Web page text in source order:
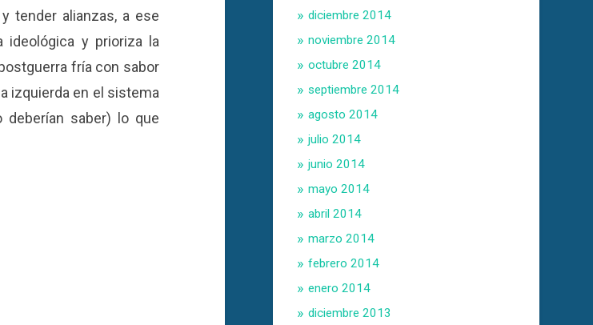
tender alianzas, a ese
ideológica y prioriza la
fría con sabor
izquierda en el sistema
saber) lo que
diciembre 2014
noviembre 2014
octubre 2014
septiembre 2014
agosto 2014
julio 2014
junio 2014
mayo 2014
abril 2014
marzo 2014
febrero 2014
enero 2014
diciembre 2013